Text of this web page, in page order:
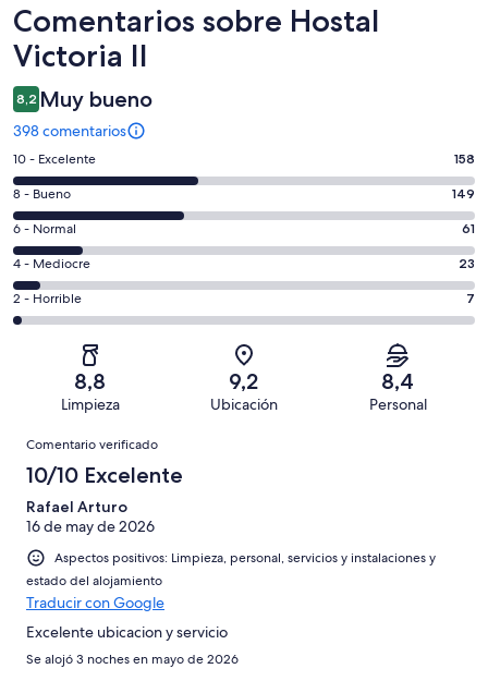
Comentarios
Comentarios sobre Hostal
Victoria II
8,2 Muy bueno
398 comentarios
158
comentarios
de
un
total
de
398
con
puntuación
10 - Excelente 158
149
comentarios
de
un
total
de
puntuación
8 - Bueno 149
61
comentarios
de
un
total
puntuación
Normal
6 - Normal 61
23
comentarios
de
una
puntuación
Mediocre
4 - Mediocre 23
7
comentarios
398
una
puntuación
de
Horrible
2 - Horrible 7
8,8
Limpieza
9,2
Ubicación
8,4
Personal
Comentarios
Comentario verificado
10/10 Excelente
Rafael Arturo
16 de may de 2026
Aspectos positivos: Limpieza, personal, servicios y instalaciones y
estado del alojamiento
Traducir con Google
Excelente ubicacion y servicio
Se alojó 3 noches en mayo de 2026